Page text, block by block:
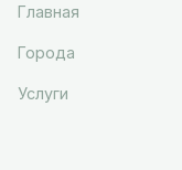
Главная
Города
Услуги